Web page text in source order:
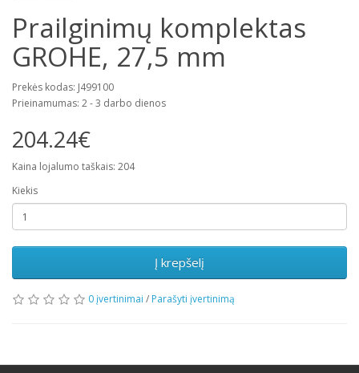
Prailginimų komplektas
GROHE, 27,5 mm
Prekės kodas: J499100
Prieinamumas: 2 - 3 darbo dienos
204.24€
Kaina lojalumo taškais: 204
Kiekis
Į krepšelį
0 įvertinimai / Parašyti įvertinimą